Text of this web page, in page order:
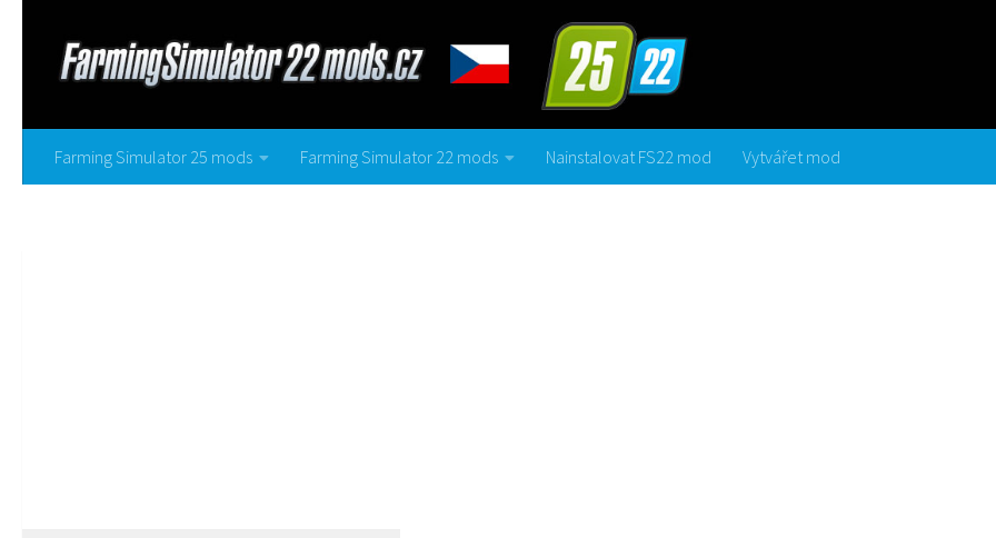
Farming Simulator 25 mods Farming Simulator 22 mods Nainstalovat FS22 mod Vytvářet mod